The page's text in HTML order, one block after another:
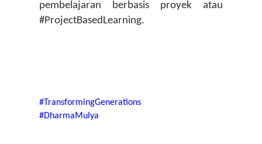
pembelajaran berbasis proyek atau
#ProjectBasedLearning.
#TransformingGenerations
#DharmaMulya